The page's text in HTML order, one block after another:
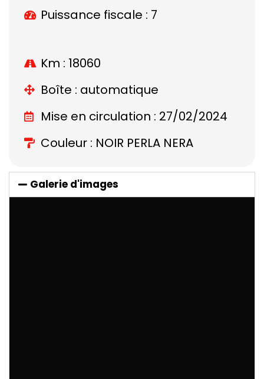
Puissance fiscale : 7
Km : 18060
Boîte : automatique
Mise en circulation : 27/02/2024
Couleur : NOIR PERLA NERA
Galerie d'images